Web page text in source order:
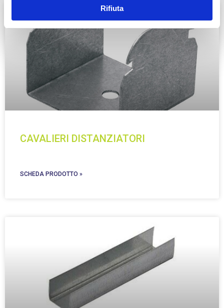
Rifiuta
CAVALIERI DISTANZIATORI
SCHEDA PRODOTTO »